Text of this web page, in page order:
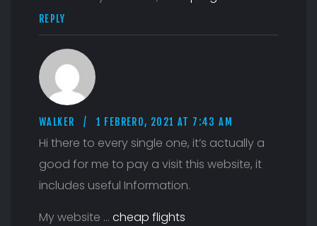
REPLY
WALKER 1 FEBRERO, 2021 AT 7:43 AM
Hi there to every single one, it’s actually a
good for me to pay a visit this website, it
includes useful Information.
My website … cheap flights